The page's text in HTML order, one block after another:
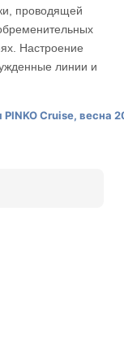
проводящей
Настроение
линии и